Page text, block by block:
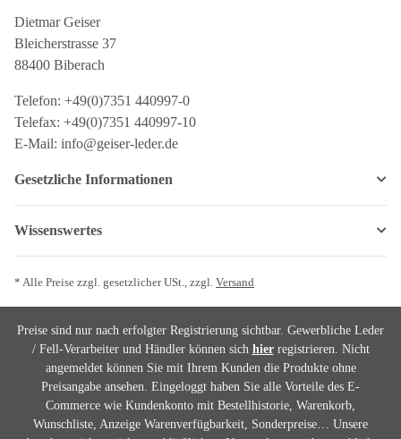
Dietmar Geiser
Bleicherstrasse 37
88400 Biberach
Telefon: +49(0)7351 440997-0
Telefax: +49(0)7351 440997-10
E-Mail: info@geiser-leder.de
Gesetzliche Informationen
Wissenswertes
* Alle Preise zzgl. gesetzlicher USt., zzgl. Versand
Preise sind nur nach erfolgter Registrierung sichtbar. Gewerbliche Leder
/ Fell-Verarbeiter und Händler können sich hierregistrieren. Nicht
angemeldet können Sie mit Ihrem Kunden die Produkte ohne
Preisangabe ansehen. Eingeloggt haben Sie alle Vorteile des E-
Commerce wie Kundenkonto mit Bestellhistorie, Warenkorb,
Wunschliste, Anzeige Warenverfügbarkeit, Sonderpreise… Unsere